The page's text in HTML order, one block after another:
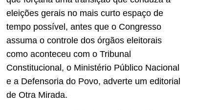
eleições gerais no mais curto espaço de
tempo possível, antes que o Congresso
assuma o controle dos órgãos eleitorais
como aconteceu com o Tribunal
Constitucional, o Ministério Público Nacional
e a Defensoria do Povo, adverte um editorial
de Otra Mirada.